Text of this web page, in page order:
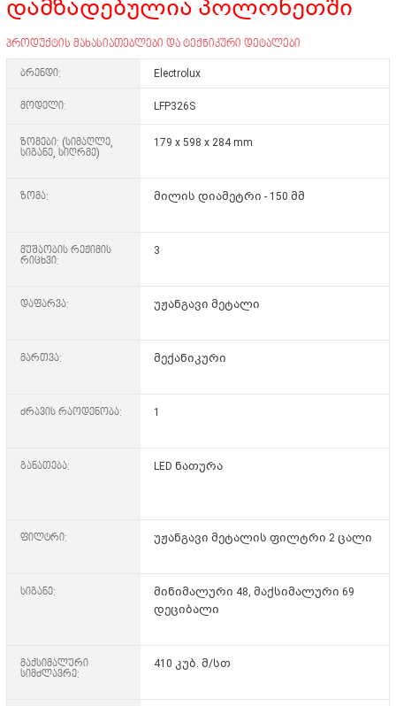
დამზადებულია პოლონეთში
პროდუქტის მახასიათებლები და ტექნიკური დეტალები
ბრენდი: Electrolux
მოდელი: LFP326S
ზომები: (სიმაღლე,
სიგანე, სიღრმე)
179 x 598 x 284 mm
ზომა: მილის დიამეტრი - 150 მმ
მუშაობის რეჟიმის
რიცხვი:
3
დაფარვა: უჟანგავი მეტალი
მართვა: მექანიკური
ძრავის რაოდენობა: 1
განათება: LED ნათურა
ფილტრი: უჟანგავი მეტალის ფილტრი 2 ცალი
სიგანე:
მინიმალური 48, მაქსიმალური 69
დეციბალი
მაქსიმალური
სიმძლავრე:
410 კუბ. მ/სთ